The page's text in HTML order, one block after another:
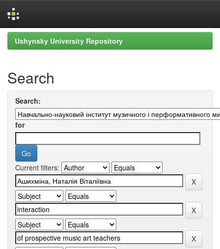
Skip
navigation
Ushynsky University Repository
Search
Search:
for
Current filters: